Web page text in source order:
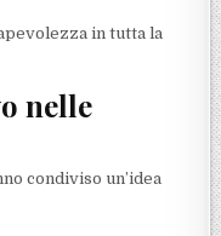
in tutta la
nelle
condiviso un’idea